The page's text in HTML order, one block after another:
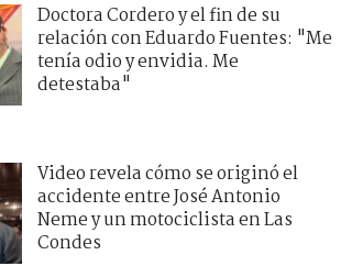
Doctora Cordero y el fin de su
relación con Eduardo Fuentes: "Me
tenía odio y envidia. Me
detestaba"
Video revela cómo se originó el
accidente entre José Antonio
Neme y un motociclista en Las
Condes